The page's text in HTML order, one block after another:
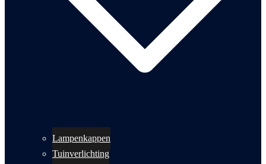
Lampenkappen
Tuinverlichting